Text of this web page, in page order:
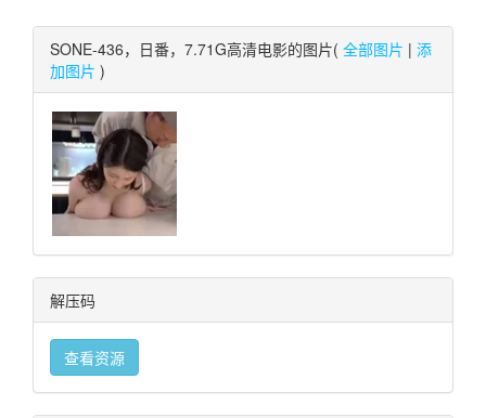
SONE-436，日番，7.71G高清电影的图片( 全部图片 | 添
加图片 )
解压码
查看资源